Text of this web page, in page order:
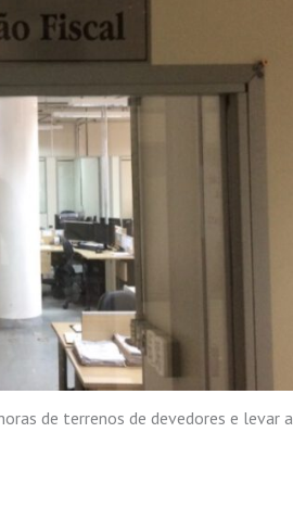
de terrenos de devedores e levar a